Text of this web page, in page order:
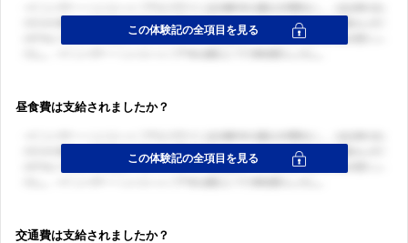
昼食費は支給されましたか？
交通費は支給されましたか？